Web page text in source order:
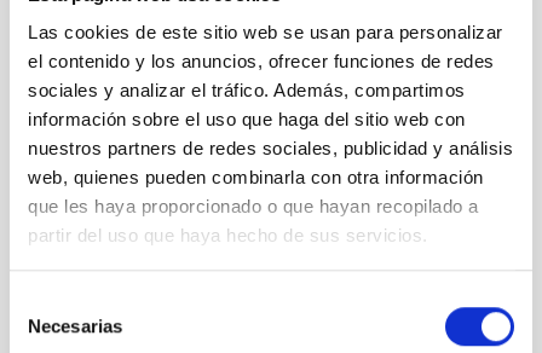
Las cookies de este sitio web se usan para personalizar
el contenido y los anuncios, ofrecer funciones de redes
sociales y analizar el tráfico. Además, compartimos
información sobre el uso que haga del sitio web con
nuestros partners de redes sociales, publicidad y análisis
web, quienes pueden combinarla con otra información
que les haya proporcionado o que hayan recopilado a
partir del uso que haya hecho de sus servicios.
Necesarias
IACTEC
Fernando
Clavijo en
IACTEC